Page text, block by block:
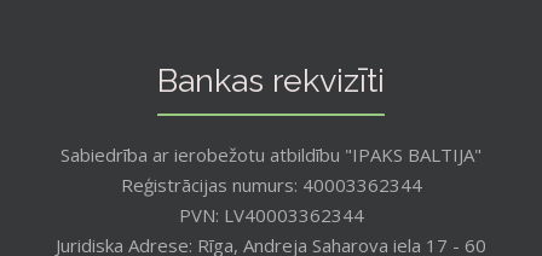
Bankas rekvizīti
Sabiedrība ar ierobežotu atbildību "IPAKS BALTIJA"
Reģistrācijas numurs: 40003362344
PVN: LV40003362344
Juridiska Adrese: Rīga, Andreja Saharova iela 17 - 60